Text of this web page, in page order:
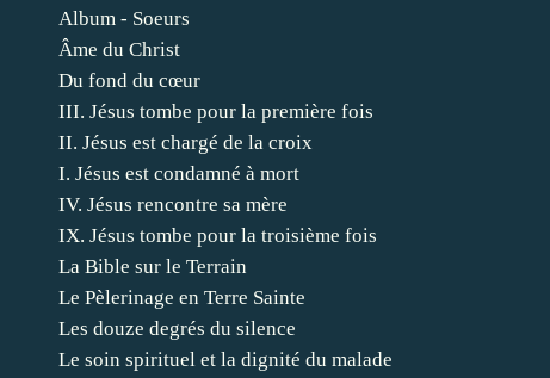
Album - Soeurs
Âme du Christ
Du fond du cœur
III. Jésus tombe pour la première fois
II. Jésus est chargé de la croix
I. Jésus est condamné à mort
IV. Jésus rencontre sa mère
IX. Jésus tombe pour la troisième fois
La Bible sur le Terrain
Le Pèlerinage en Terre Sainte
Les douze degrés du silence
Le soin spirituel et la dignité du malade